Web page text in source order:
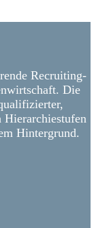
Recruiting-
Die
Hierarchiestufen
Hintergrund.